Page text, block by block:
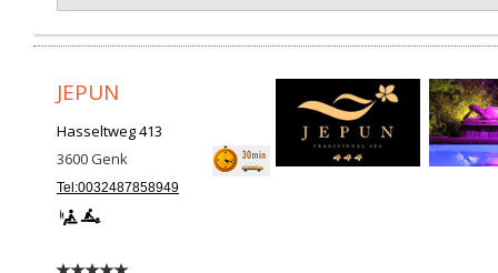
JEPUN
Hasseltweg 413
3600Genk
Tel:0032487858949